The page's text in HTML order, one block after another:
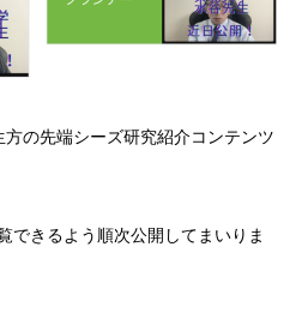
の先端シーズ研究紹介コンテンツ
できるよう順次公開してまいりま